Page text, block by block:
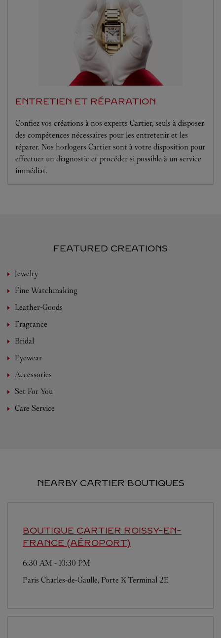
ENTRETIEN ET RÉPARATION
Confiez vos créations à nos experts Cartier, seuls à disposer
des compétences nécessaires pour les entretenir et les
réparer. Nos horlogers Cartier sont à votre disposition pour
effectuer un diagnostic et procéder si possible à un service
immédiat.
FEATURED CREATIONS
Jewelry
Fine Watchmaking
Leather-Goods
Fragrance
Bridal
Eyewear
Accessories
Set For You
Care Service
NEARBY CARTIER BOUTIQUES
BOUTIQUE CARTIER ROISSY-EN-
FRANCE (AÉROPORT)
6:30 AM - 10:30 PM
Paris Charles-de-Gaulle, Porte K Terminal 2E